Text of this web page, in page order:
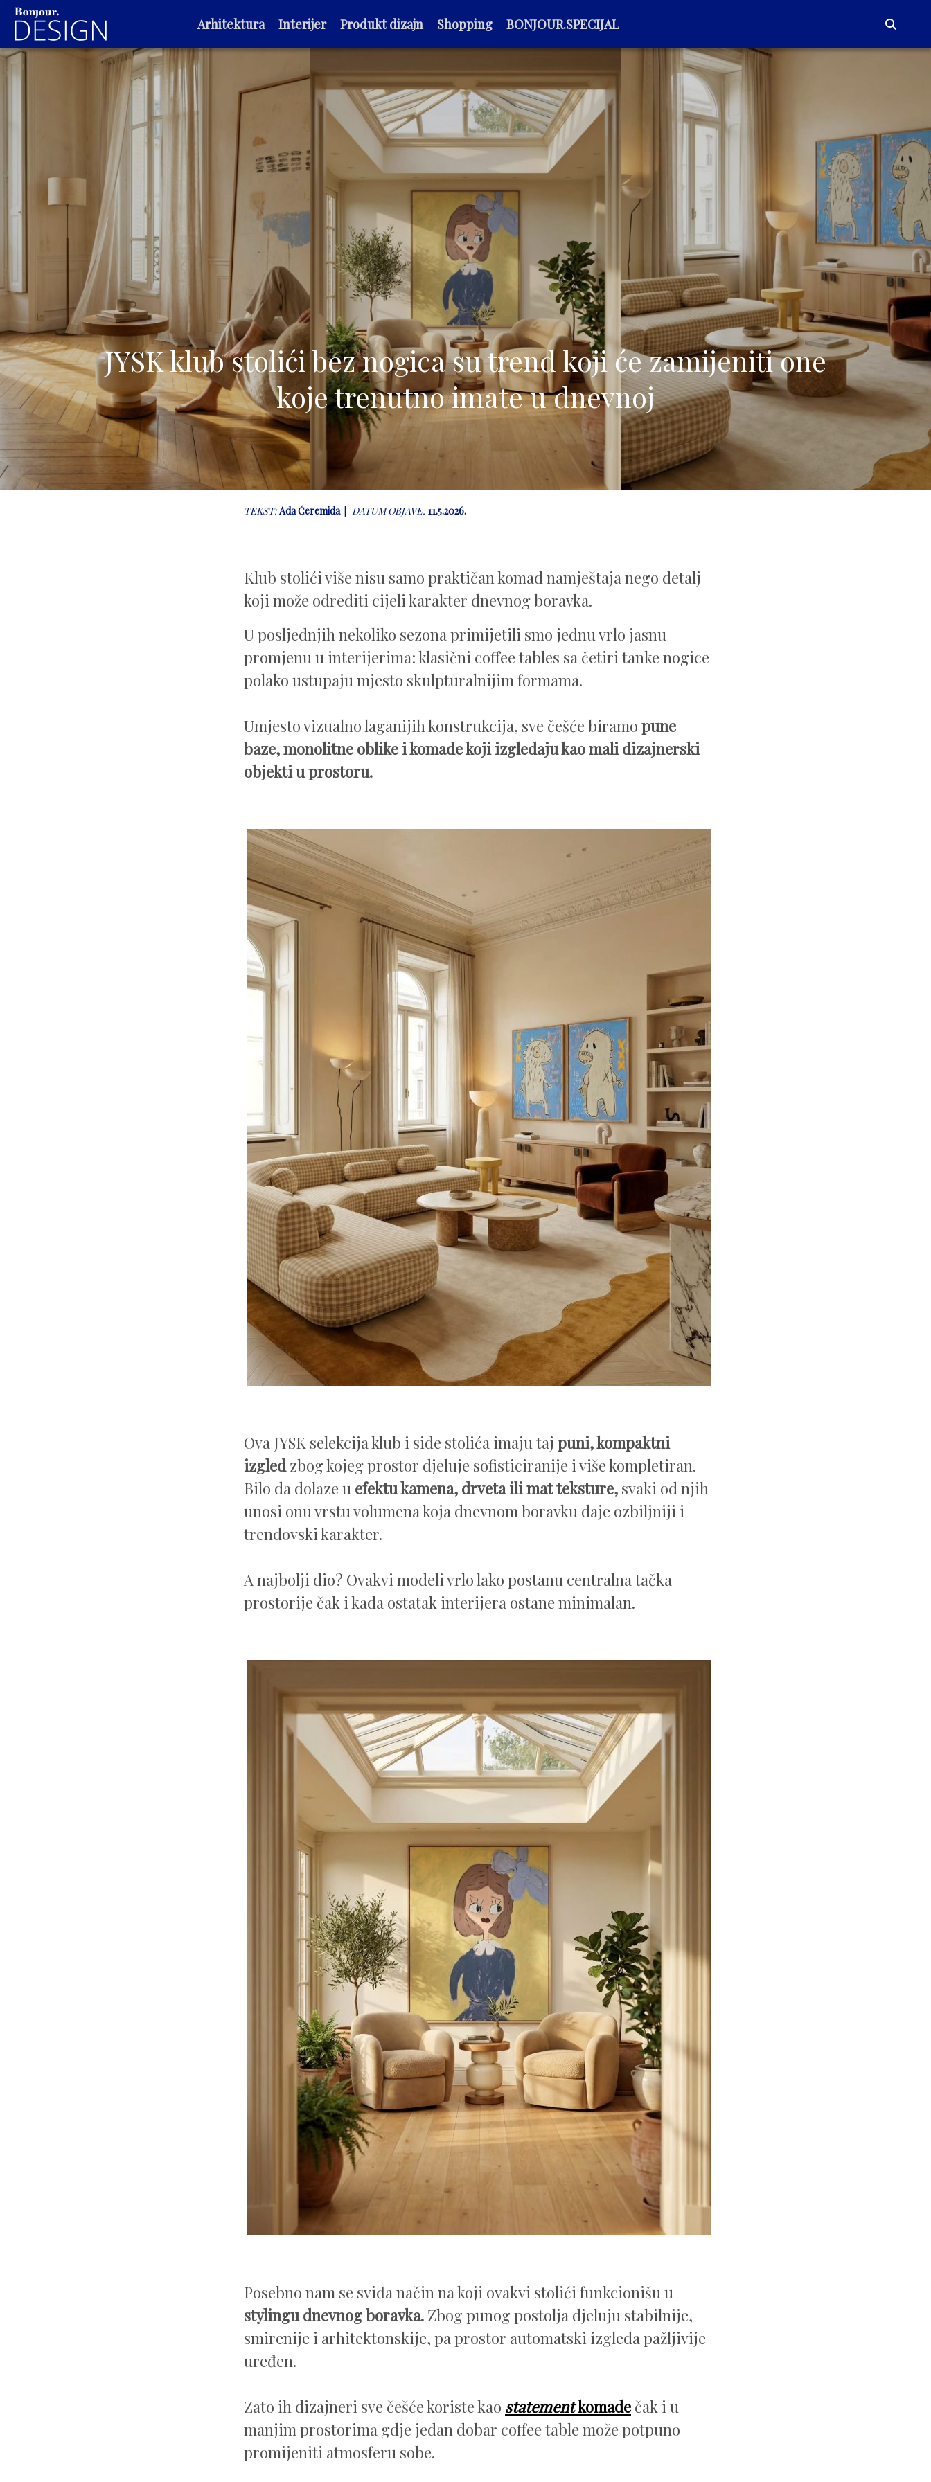
Arhitektura Interijer Produkt dizajn Shopping BONJOUR.SPECIJAL
JYSK klub stolići bez nogica su trend koji će zamijeniti one
koje trenutno imate u dnevnoj
TEKST:Ada Ćeremida DATUM OBJAVE:11.5.2026.
Klub stolići više nisu samo praktičan komad namještaja nego detalj
koji može odrediti cijeli karakter dnevnog boravka.
U posljednjih nekoliko sezona primijetili smo jednu vrlo jasnu
promjenu u interijerima: klasični coffee tables sa četiri tanke nogice
polako ustupaju mjesto skulpturalnijim formama.
Umjesto vizualno laganijih konstrukcija, sve češće biramo pune
baze, monolitne oblike i komade koji izgledaju kao mali dizajnerski
objekti u prostoru.
Ova JYSK selekcija klub i side stolića imaju taj puni, kompaktni
izgledzbog kojeg prostor djeluje sofisticiranije i više kompletiran.
Bilo da dolaze u efektu kamena, drveta ili mat teksture, svaki od njih
unosi onu vrstu volumena koja dnevnom boravku daje ozbiljniji i
trendovski karakter.
A najbolji dio? Ovakvi modeli vrlo lako postanu centralna tačka
prostorije čak i kada ostatak interijera ostane minimalan.
Posebno nam se sviđa način na koji ovakvi stolići funkcionišu u
stylingu dnevnog boravka. Zbog punog postolja djeluju stabilnije,
smirenije i arhitektonskije, pa prostor automatski izgleda pažljivije
uređen.
Zato ih dizajneri sve češće koriste kao statementkomade čak i u
manjim prostorima gdje jedan dobar coffee table može potpuno
promijeniti atmosferu sobe.